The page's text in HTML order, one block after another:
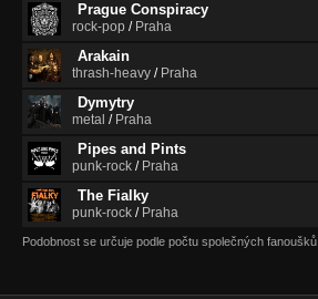
Špatná hra
Lucky Brew
Prague Conspiracy
rock-pop / Praha
Arakain
thrash-heavy / Praha
Dymytry
metal / Praha
Pipes and Pints
punk-rock / Praha
The Fialky
punk-rock / Praha
Podobnost se určuje podle počtu společných fanoušků.